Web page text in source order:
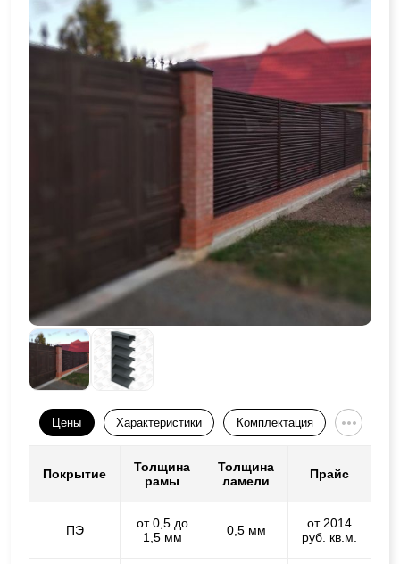
Цены Характеристики Комплектация
Покрытие
Толщина
рамы
Толщина
ламели
Прайс
ПЭ
от 0,5 до
1,5 мм
0,5 мм
от 2014
руб. кв.м.